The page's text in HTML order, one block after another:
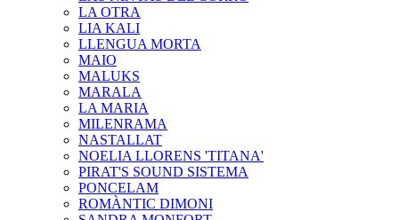
LA OTRA
LIA KALI
LLENGUA MORTA
MAIO
MALUKS
MARALA
LA MARIA
MILENRAMA
NASTALLAT
NOELIA LLORENS 'TITANA'
PIRAT'S SOUND SISTEMA
PONCELAM
ROMÀNTIC DIMONI